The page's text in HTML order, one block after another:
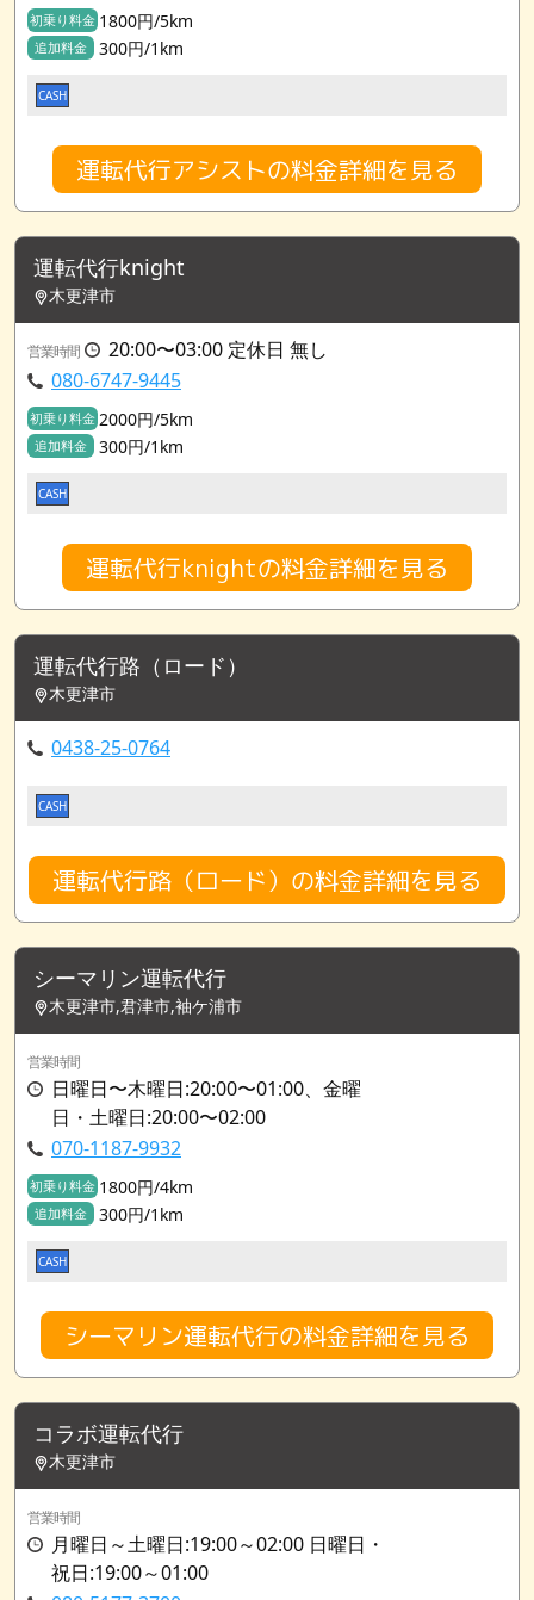
初乗り料金 1800円/5km
追加料金 300円/1km
CASH
運転代行アシストの料金詳細を見る
運転代行knight
木更津市
営業時間
20:00〜03:00 定休日 無し
080-6747-9445
初乗り料金 2000円/5km
追加料金 300円/1km
CASH
運転代行knightの料金詳細を見る
運転代行路（ロード）
木更津市
0438-25-0764
CASH
運転代行路（ロード）の料金詳細を見る
シーマリン運転代行
木更津市,君津市,袖ケ浦市
営業時間
日曜日〜木曜日:20:00〜01:00、金曜
日・土曜日:20:00〜02:00
070-1187-9932
初乗り料金 1800円/4km
追加料金 300円/1km
CASH
シーマリン運転代行の料金詳細を見る
コラボ運転代行
木更津市
営業時間
月曜日～土曜日:19:00～02:00 日曜日・
祝日:19:00～01:00